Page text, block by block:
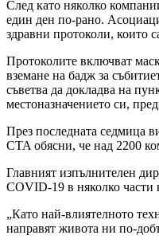
След като няколко
един ден по-рано.
здравни протоколи, които
Протоколите включват
вземане на бадж за
съветва да докладва на
местоназначението си,
През последната седмица
CTA обясни, че над 2200
Главният изпълнителен
COVID-19 в няколко части
„Като най-влиятелното
направят живота ни по-